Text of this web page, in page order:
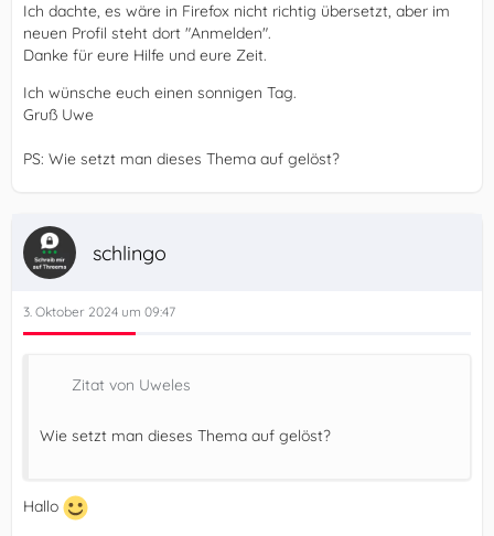
Ich dachte, es wäre in Firefox nicht richtig übersetzt, aber im
neuen Profil steht dort "Anmelden".
Danke für eure Hilfe und eure Zeit.
Ich wünsche euch einen sonnigen Tag.
Gruß Uwe
PS: Wie setzt man dieses Thema auf gelöst?
schlingo
3. Oktober 2024 um 09:47
Zitat von Uweles
Wie setzt man dieses Thema auf gelöst?
Hallo